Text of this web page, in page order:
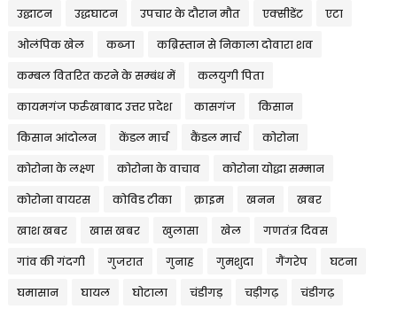
उद्घाटन उद्धघाटन उपचार के दौरान मौत एक्सीडेंट एटा
ओलंपिक खेल कब्जा कब्रिस्तान से निकाला दोवारा शव
कम्बल वितरित करने के सम्बंध में कलयुगी पिता
कायमगंज फर्रुखाबाद उत्तर प्रदेश कासगंज किसान
किसान आंदोलन केंडल मार्च कैंडल मार्च कोरोना
कोरोना के लक्ष्ण कोरोना के वाचाव कोरोना योद्धा सम्मान
कोरोना वायरस कोविड टीका क्राइम खनन खबर
खाश खबर खास खबर खुलासा खेल गणतंत्र दिवस
गांव की गंदगी गुजरात गुनाह गुमशुदा गैंगरेप घटना
घमासान घायल घोटाला चंडीगड़ चड़ीगढ़ चंडीगढ़